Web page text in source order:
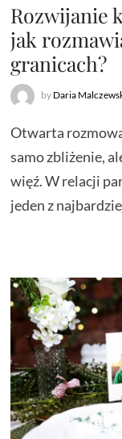
Rozwijanie
jak
granicach?
by Daria
Otwarta
samo zbliżenie,
więź. W relacji
jeden z